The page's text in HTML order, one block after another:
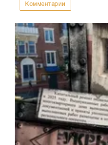
Комментарии